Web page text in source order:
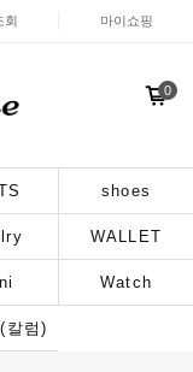
회 마이쇼핑
0
shoes
WALLET
Watch
칼럼)